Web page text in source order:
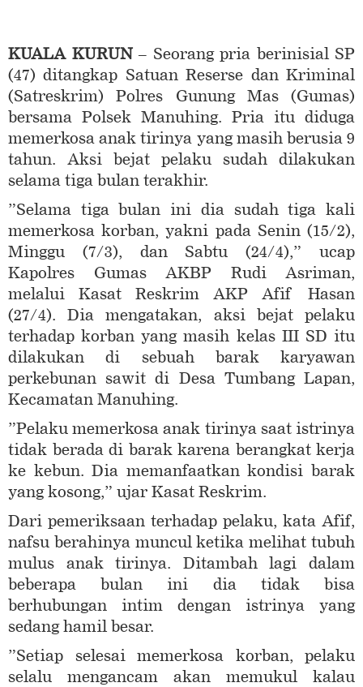
KUALA KURUN– Seorang pria berinisial SP
(47) ditangkap Satuan Reserse dan Kriminal
(Satreskrim) Polres Gunung Mas (Gumas)
bersama Polsek Manuhing. Pria itu diduga
memerkosa anak tirinya yang masih berusia 9
tahun. Aksi bejat pelaku sudah dilakukan
selama tiga bulan terakhir.
”Selama tiga bulan ini dia sudah tiga kali
memerkosa korban, yakni pada Senin (15/2),
Minggu (7/3), dan Sabtu (24/4),” ucap
Kapolres Gumas AKBP Rudi Asriman,
melalui Kasat Reskrim AKP Afif Hasan
(27/4). Dia mengatakan, aksi bejat pelaku
terhadap korban yang masih kelas III SD itu
dilakukan di sebuah barak karyawan
perkebunan sawit di Desa Tumbang Lapan,
Kecamatan Manuhing.
”Pelaku memerkosa anak tirinya saat istrinya
tidak berada di barak karena berangkat kerja
ke kebun. Dia memanfaatkan kondisi barak
yang kosong,” ujar Kasat Reskrim.
Dari pemeriksaan terhadap pelaku, kata Afif,
nafsu berahinya muncul ketika melihat tubuh
mulus anak tirinya. Ditambah lagi dalam
beberapa bulan ini dia tidak bisa
berhubungan intim dengan istrinya yang
sedang hamil besar.
”Setiap selesai memerkosa korban, pelaku
selalu mengancam akan memukul kalau